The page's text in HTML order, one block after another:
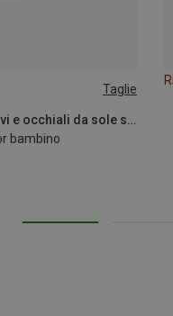
Taglie
Pit Viper | Occhiali sportivi e occhiali da sole sportivi
bambino